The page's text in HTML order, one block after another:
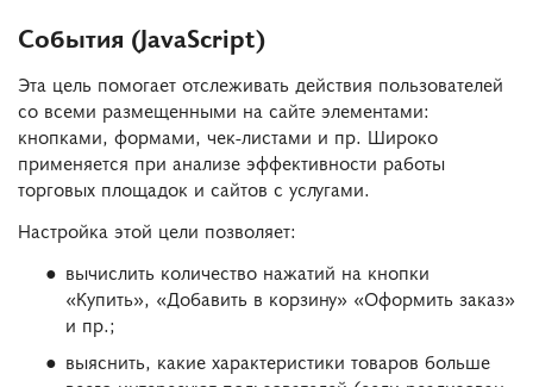
События (JavaScript)
Эта цель помогает отслеживать действия пользователей
со всеми размещенными на сайте элементами:
кнопками, формами, чек-листами и пр. Широко
применяется при анализе эффективности работы
торговых площадок и сайтов с услугами.
Настройка этой цели позволяет:
вычислить количество нажатий на кнопки
«Купить», «Добавить в корзину» «Оформить заказ»
и пр.;
выяснить, какие характеристики товаров больше